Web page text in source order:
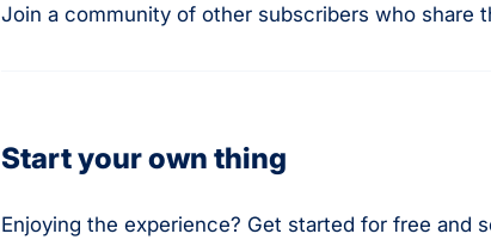
Join a community of other subscribers who share
Start your own thing
Enjoying the experience? Get started for free and